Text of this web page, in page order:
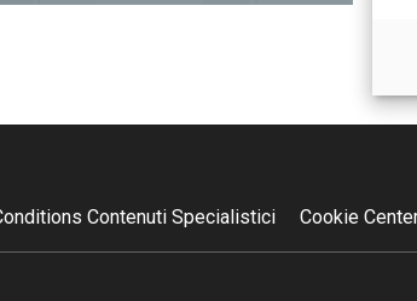
Contenuti Specialistici Cookie